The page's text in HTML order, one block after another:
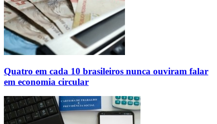
Quatro em cada 10 brasileiros nunca ouviram falar
em economia circular